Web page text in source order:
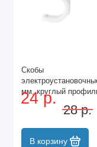
Скобы
мм, круглый
шт Сибртех
24 р.
28 р.
В корзину